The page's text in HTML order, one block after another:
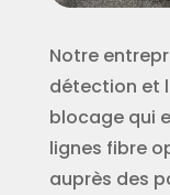
Notre
détection et
blocage qui
lignes fibre
auprès des